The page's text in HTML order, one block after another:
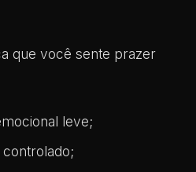
que você sente prazer
leve;